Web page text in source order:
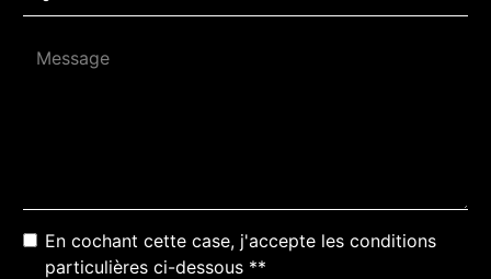
En cochant cette case, j'accepte les conditions
particulières ci-dessous **